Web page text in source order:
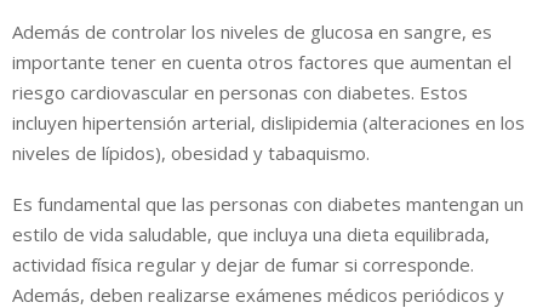
Además de controlar los niveles de glucosa en sangre, es
importante tener en cuenta otros factores que aumentan el
riesgo cardiovascular en personas con diabetes. Estos
incluyen hipertensión arterial, dislipidemia (alteraciones en los
niveles de lípidos), obesidad y tabaquismo.
Es fundamental que las personas con diabetes mantengan un
estilo de vida saludable, que incluya una dieta equilibrada,
actividad física regular y dejar de fumar si corresponde.
Además, deben realizarse exámenes médicos periódicos y